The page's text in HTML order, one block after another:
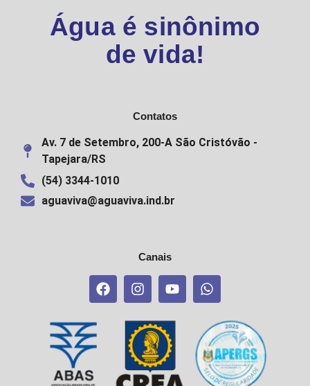
Água é sinônimo
de vida!
Contatos
Av. 7 de Setembro, 200-A São Cristóvão -
Tapejara/RS
(54) 3344-1010
aguaviva@aguaviva.ind.br
Canais